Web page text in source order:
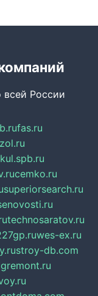
всей России
fas.ru
cemko.ru
superiorsearch.ru
technosaratov.ru
wes-ex.ru
stroy-db.com